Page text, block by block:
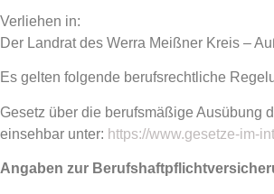
Verliehen in:
Der Landrat des Werra Meißner Kreis –
Es gelten folgende berufsrechtliche
Gesetz über die berufsmäßige Ausübung
einsehbar unter: https://www.gesetze-im-
Angaben zur